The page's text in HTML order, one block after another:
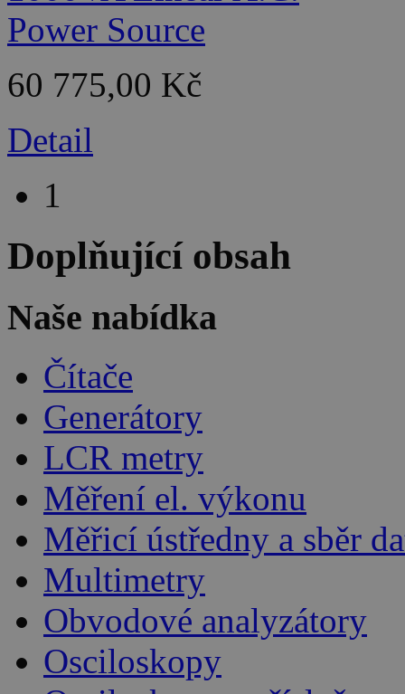
60 775,00 Kč
Detail
1
Doplňující obsah
Naše nabídka
Čítače
Generátory
LCR metry
Měření el. výkonu
Měřicí ústředny a sběr
Multimetry
Obvodové analyzátory
Osciloskopy